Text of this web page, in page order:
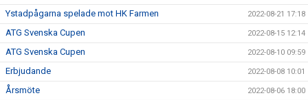
Ystadpågarna spelade mot HK Farmen 2022-08-21 17:18
ATG Svenska Cupen 2022-08-15 12:14
ATG Svenska Cupen 2022-08-10 09:59
Erbjudande 2022-08-08 10:01
Årsmöte 2022-08-06 18:00